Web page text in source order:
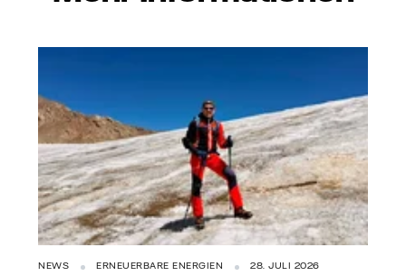
NEWS ERNEUERBARE ENERGIEN 28. JULI 2026